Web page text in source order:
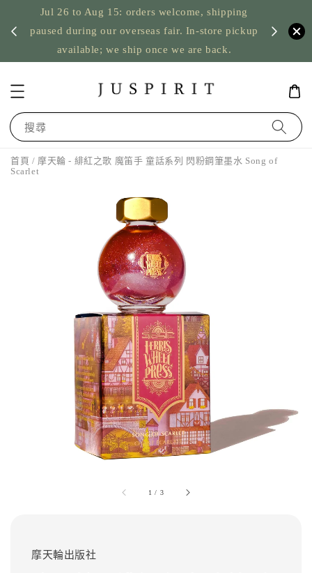
Jul 26 to Aug 15: orders welcome, shipping
paused during our overseas fair. In-store pickup
available; we ship once we are back.
US
搜尋
首頁 / 摩天輪 - 緋紅之歌 魔笛手 童話系列 閃粉鋼筆墨水 Song of
Scarlet
1 / 3
摩天輪出版社